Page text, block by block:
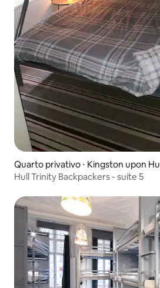
Quarto privativo ⋅ Kingston upon Hull
Hull Trinity Backpackers - suíte 5